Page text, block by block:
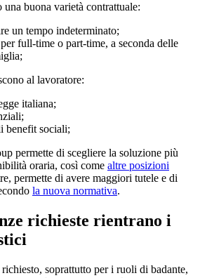
buona varietà contrattuale:
un tempo indeterminato;
full-time o part-time, a seconda delle
al lavoratore:
italiana;
benefit sociali;
permette di scegliere la soluzione più
oraria, così come altre posizioni
permette di avere maggiori tutele e di
la nuova normativa.
richieste rientrano i
soprattutto per i ruoli di badante,